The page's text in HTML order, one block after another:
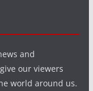
and
our viewers
world around us.